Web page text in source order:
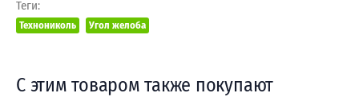
Теги:
Технониколь Угол желоба
С этим товаром также покупают